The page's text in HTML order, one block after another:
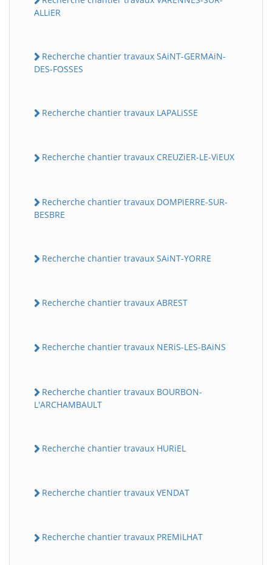
ALLiER
Recherche chantier travaux SAiNT-GERMAiN-
DES-FOSSES
Recherche chantier travaux LAPALiSSE
Recherche chantier travaux CREUZiER-LE-ViEUX
Recherche chantier travaux DOMPiERRE-SUR-
BESBRE
Recherche chantier travaux SAiNT-YORRE
Recherche chantier travaux ABREST
Recherche chantier travaux NERiS-LES-BAiNS
Recherche chantier travaux BOURBON-
L'ARCHAMBAULT
Recherche chantier travaux HURiEL
Recherche chantier travaux VENDAT
Recherche chantier travaux PREMiLHAT